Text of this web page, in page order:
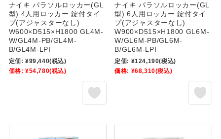
ナイキ パラソルロッカー(GL
型) 4人用ロッカー 錠付タイ
プ(アジャスターなし)
W600×D515×H1800 GL4M-
W/GL4M-PB/GL4M-
B/GL4M-LPI
定価: ¥99,440(税込)
価格: ¥54,780(税込)
ナイキ パラソルロッカー(GL
型) 6人用ロッカー 錠付タイ
プ(アジャスターなし)
W900×D515×H1800 GL6M-
W/GL6M-PB/GL6M-
B/GL6M-LPI
定価: ¥124,190(税込)
価格: ¥68,310(税込)